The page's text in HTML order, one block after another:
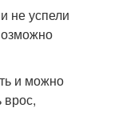
не успели
и можно
врос,